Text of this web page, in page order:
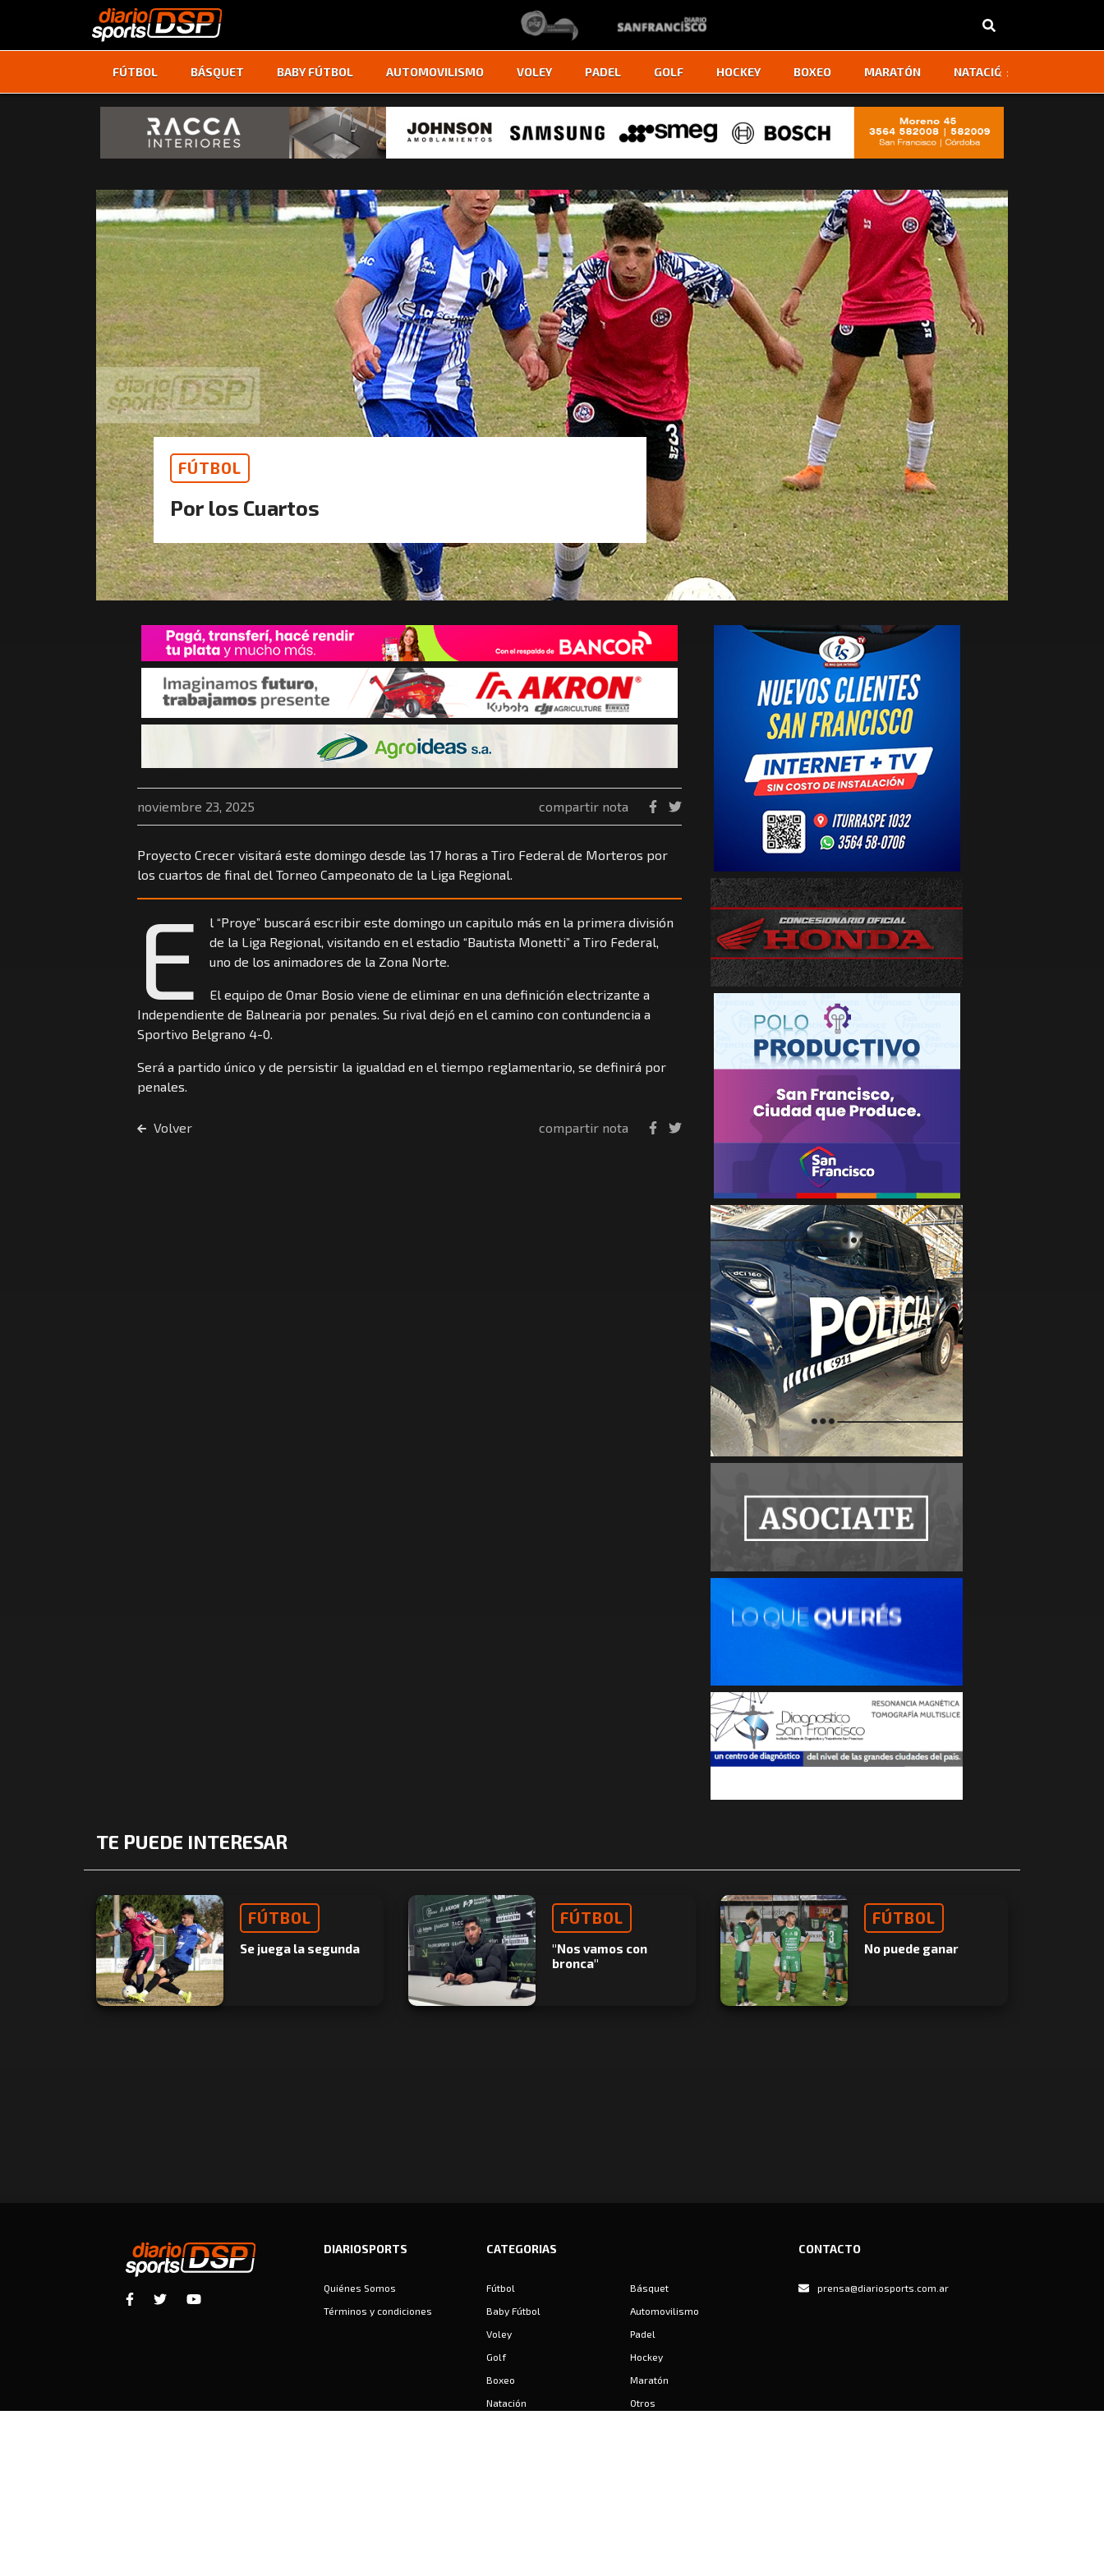
FÚTBOL BÁSQUET BABY FÚTBOL AUTOMOVILISMO VOLEY PADEL GOLF HOCKEY BOXEO MARATÓN NATACIÓN
‹ ›
FÚTBOL
Por los Cuartos
noviembre 23, 2025 compartir nota
Proyecto Crecer visitará este domingo desde las 17 horas a Tiro Federal de Morteros por
los cuartos de final del Torneo Campeonato de la Liga Regional.
E
l “Proye” buscará escribir este domingo un capitulo más en la primera división
de la Liga Regional, visitando en el estadio “Bautista Monetti” a Tiro Federal,
uno de los animadores de la Zona Norte.
El equipo de Omar Bosio viene de eliminar en una definición electrizante a
Independiente de Balnearia por penales. Su rival dejó en el camino con contundencia a
Sportivo Belgrano 4-0.
Será a partido único y de persistir la igualdad en el tiempo reglamentario, se definirá por
penales.
Volver compartir nota
TE PUEDE INTERESAR
FÚTBOL
Se juega la segunda
FÚTBOL
"Nos vamos con
bronca"
FÚTBOL
No puede ganar
DIARIOSPORTS
Quiénes Somos
Términos y condiciones
CATEGORIAS
Fútbol
Básquet
Baby Fútbol
Automovilismo
Voley
Padel
Golf
Hockey
Boxeo
Maratón
Natación
Otros
CONTACTO
prensa@diariosports.com.ar